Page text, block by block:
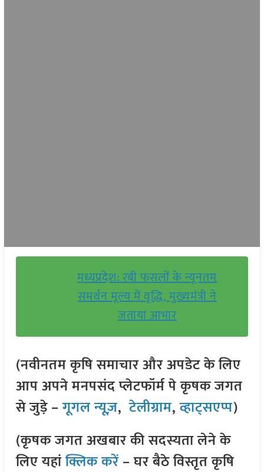
मध्यप्रदेश: रबी फसलों के न्यूनतम
समर्थन मूल्य में वृद्धि, मुख्यमंत्री ने
जताया आभार
(नवीनतम कृषि समाचार और अपडेट के लिए
आप अपने मनपसंद प्लेटफॉर्म पे कृषक जगत
से जुड़े –गूगल न्यूज़,टेलीग्राम,व्हाट्सएप्प)
(कृषक जगत अखबार की सदस्यता लेने के
लिए यहांक्लिक करें– घर बैठे विस्तृत कृषि